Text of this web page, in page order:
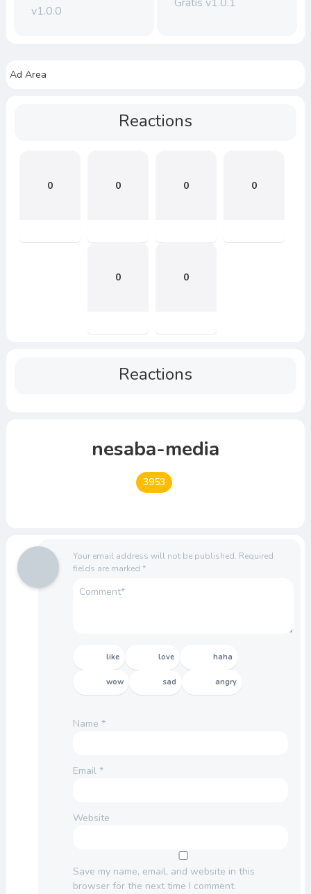
v1.0.0
Ad Area
Reactions
0 0 0 0
0 0
Reactions
nesaba-media
3953
Your email address will not be published. Required
fields are marked *
like love haha
wow sad angry
Name *
Email *
Website
Save my name, email, and website in this
browser for the next time I comment.